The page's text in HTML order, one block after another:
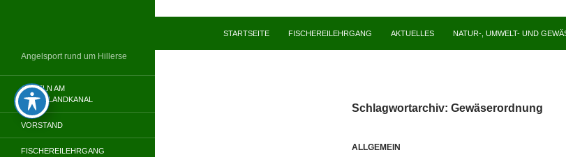
STARTSEITE FISCHEREILEHRGANG AKTUELLES NATUR-, UMWELT- UND
Schlagwortarchiv: Gewäserordnung
ALLGEMEIN
Angelsport rund um Hillerse
ANGELN AM
MITTELLANDKANAL
VORSTAND
FISCHEREILEHRGANG